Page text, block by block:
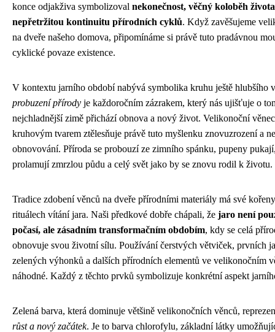
konce odjakživa symbolizoval nekonečnost, věčný koloběh
nepřetržitou kontinuitu přírodních cyklů. Když zavěšujeme
na dveře našeho domova, připomínáme si právě tuto pradávnou
cyklické povaze existence.
V kontextu jarního období nabývá symbolika kruhu ještě hlubšího
probuzení přírody je každoročním zázrakem, který nás ujišťuje o
nejchladnější zimě přichází obnova a nový život. Velikonoční
kruhovým tvarem ztělesňuje právě tuto myšlenku znovuzrození a
obnovování. Příroda se probouzí ze zimního spánku, pupeny
prolamují zmrzlou půdu a celý svět jako by se znovu rodil k životu.
Tradice zdobení věnců na dveře přírodními materiály má své
rituálech vítání jara. Naši předkové dobře chápali, že jaro není
počasí, ale zásadním transformačním obdobím, kdy se celá
obnovuje svou životní sílu. Používání čerstvých větviček, prvních
zelených výhonků a dalších přírodních elementů ve velikonočním
náhodné. Každý z těchto prvků symbolizuje konkrétní aspekt
Zelená barva, která dominuje většině velikonočních věnců,
růst a nový začátek. Je to barva chlorofylu, základní látky